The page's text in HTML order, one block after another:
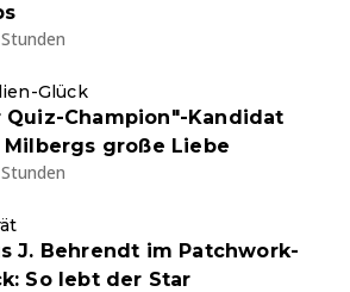
Glück
Quiz-Champion"-Kandidat
Milbergs große Liebe
J. Behrendt im Patchwork-
So lebt der Star